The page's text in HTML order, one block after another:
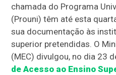
chamada do Programa
(Prouni) têm até esta
sua documentação às
superior pretendidas. O
(MEC) divulgou, no dia 23
de Acesso ao Ensino